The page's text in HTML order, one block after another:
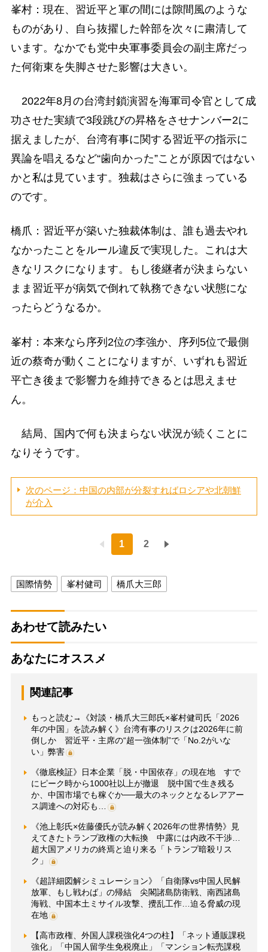
峯村：現在、習近平と軍の間には隙間風のような
ものがあり、自ら抜擢した幹部を次々に粛清して
います。なかでも党中央軍事委員会の副主席だっ
た何衛東を失脚させた影響は大きい。
2022年8月の台湾封鎖演習を海軍司令官として成
功させた実績で3段跳びの昇格をさせナンバー2に
据えましたが、台湾有事に関する習近平の指示に
異論を唱えるなど“歯向かった”ことが原因ではない
かと私は見ています。独裁はさらに強まっている
のです。
橋爪：習近平が築いた独裁体制は、誰も過去やれ
なかったことをルール違反で実現した。これは大
きなリスクになります。もし後継者が決まらない
まま習近平が病気で倒れて執務できない状態にな
ったらどうなるか。
峯村：本来なら序列2位の李強か、序列5位で最側
近の蔡奇が動くことになりますが、いずれも習近
平亡き後まで影響力を維持できるとは思えませ
ん。
結局、国内で何も決まらない状況が続くことに
なりそうです。
次のページ：中国の内部が分裂すればロシアや北朝鮮
が介入
1 2
国際情勢 峯村健司 橋爪大三郎
あわせて読みたい
あなたにオススメ
関連記事
もっと読む→《対談・橋爪大三郎氏×峯村健司氏「2026
年の中国」を読み解く》台湾有事のリスクは2026年に前
倒しか 習近平・主席の“超一強体制”で「No.2がいな
い」弊害
《徹底検証》日本企業「脱・中国依存」の現在地 すで
にピーク時から1000社以上が撤退 脱中国で生き残る
か、中国市場でも稼ぐか──最大のネックとなるレアアー
ス調達への対応も…
《池上彰氏×佐藤優氏が読み解く2026年の世界情勢》見
えてきたトランプ政権の大転換 中露には内政不干渉…
超大国アメリカの終焉と迫り来る「トランプ暗殺リス
ク」
《超詳細図解シミュレーション》「自衛隊vs中国人民解
放軍、もし戦わば」の帰結 尖閣諸島防衛戦、南西諸島
海戦、中国本土ミサイル攻撃、攪乱工作…迫る脅威の現
在地
【高市政権、外国人課税強化4つの柱】「ネット通販課税
強化」「中国人留学生免税廃止」「マンション転売課税